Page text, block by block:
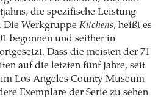
die spezifische Leistung
Die Werkgruppe Kitchens, heißt es
begonnen und seither in
Dass die meisten der 71
auf die letzten fünf Jahre, seit
Los Angeles County Museum
Exemplare der Serie zu sehen